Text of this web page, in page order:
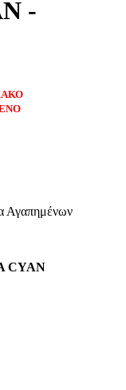
-
Αγαπημένων
CYAN